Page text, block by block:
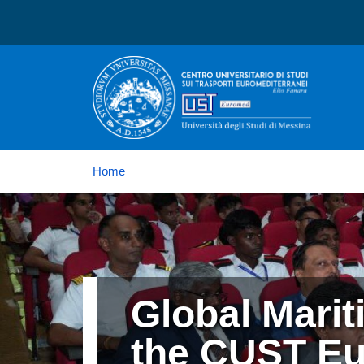
Centro Universitario di
Home
Immagine
Global Maritime Excellence Award 2025 to
the CUST